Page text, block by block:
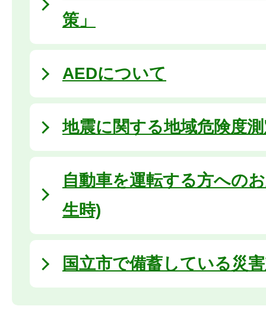
策」
AEDについて
地震に関する地域危険度
自動車を運転する方への
生時)
国立市で備蓄している災